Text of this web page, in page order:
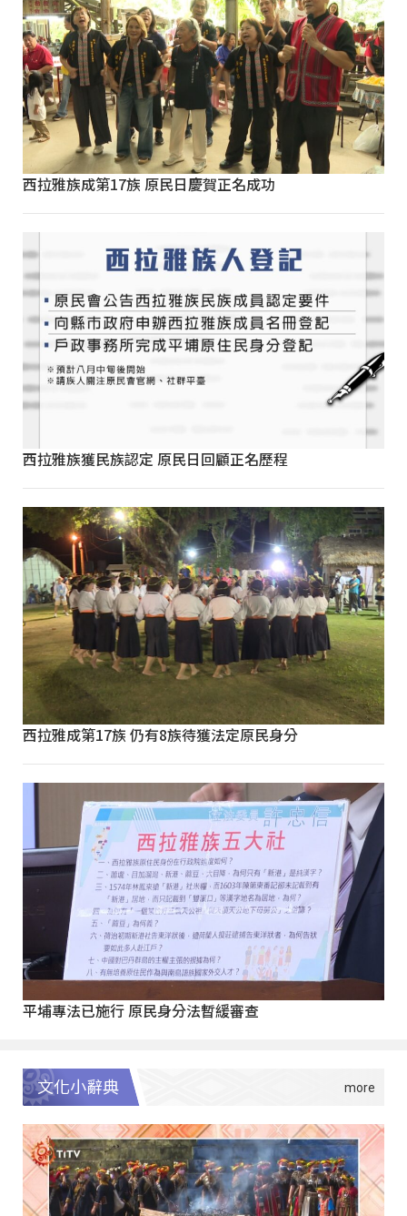
西拉雅族成第17族 原民日慶賀正名成功
西拉雅族獲民族認定 原民日回顧正名歷程
西拉雅成第17族 仍有8族待獲法定原民身分
平埔專法已施行 原民身分法暫緩審查
文化小辭典